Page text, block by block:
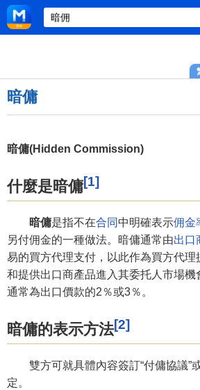
暗傭
暗傭(Hidden Commission)
什麼是暗傭[1]
暗傭是指不在合同 中明確表示佣金
另付佣金的一種做法。暗傭通常由出口
易的買方代理支付，以此作為買方代理
和提供出口商產品進入其委托人市場機
通常為出口價款的2％或3％。
暗傭的表示方法[2]
雙方可就具體內容簽訂“付傭協議”或
定。